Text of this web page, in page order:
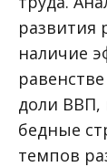
развития
наличие
доли ВВП,
бедные
темпов